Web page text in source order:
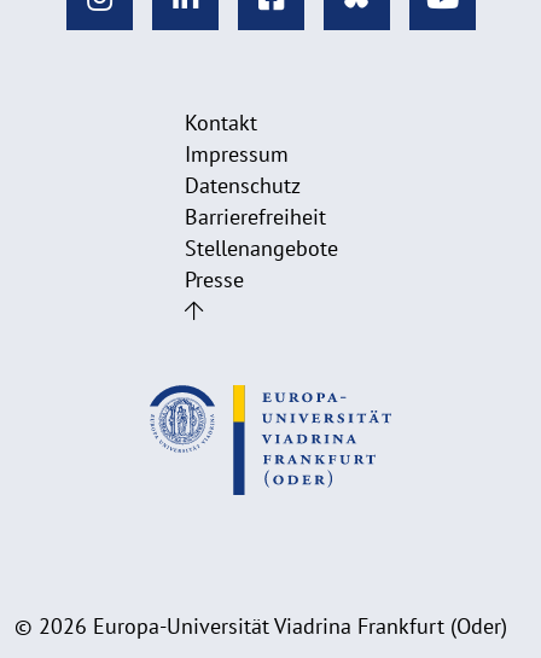
Kontakt
Impressum
Datenschutz
Barrierefreiheit
Stellenangebote
Presse
© 2026 Europa-Universität Viadrina Frankfurt (Oder)